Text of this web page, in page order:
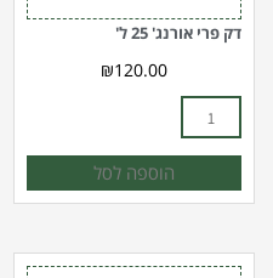
דק פרי אורנג' 25 ל'
₪120.00
הוספה לסל
כמות